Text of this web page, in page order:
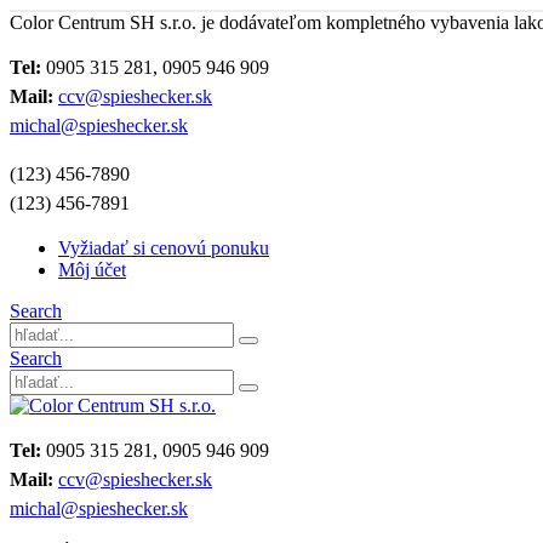
Color Centrum SH s.r.o. je dodávateľom kompletného vybavenia
Tel: 0905 315 281, 0905 946 909
Mail: ccv@spieshecker.sk
michal@spieshecker.sk
(123) 456-7890
(123) 456-7891
Vyžiadať si cenovú ponuku
Môj účet
Search
Search
Tel: 0905 315 281, 0905 946 909
Mail: ccv@spieshecker.sk
michal@spieshecker.sk